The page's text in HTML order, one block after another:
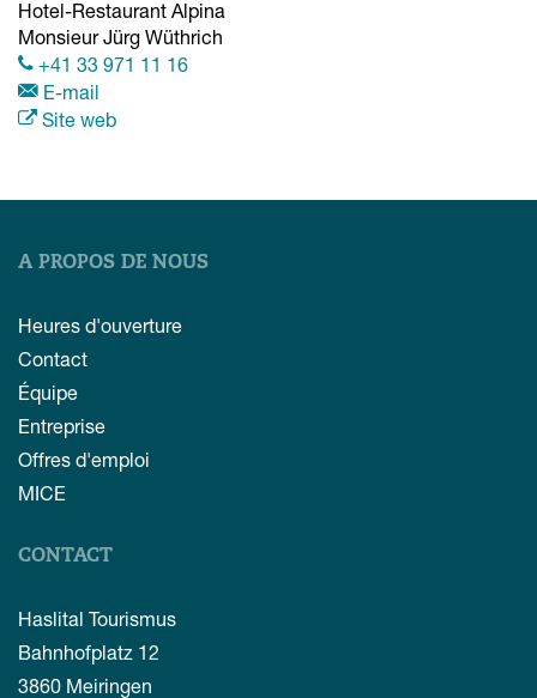
Hotel-Restaurant Alpina
Monsieur Jürg Wüthrich
+41 33 971 11 16
E-mail
Site web
A PROPOS DE NOUS
Heures d'ouverture
Contact
Équipe
Entreprise
Offres d'emploi
MICE
CONTACT
Haslital Tourismus
Bahnhofplatz 12
3860 Meiringen